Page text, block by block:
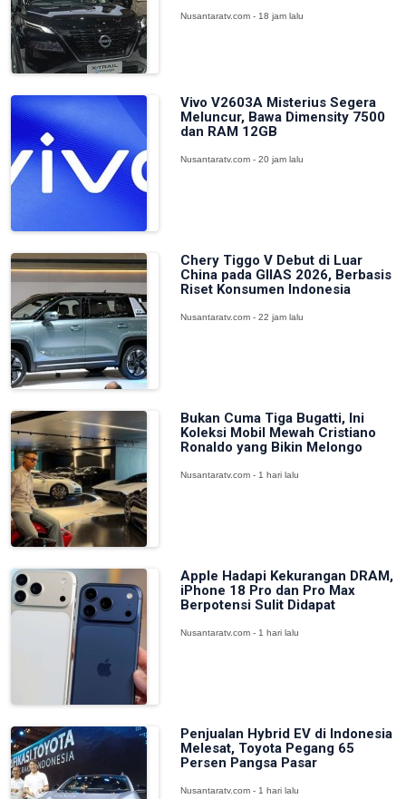
Nusantaratv.com - 18 jam lalu
Vivo V2603A Misterius Segera
Meluncur, Bawa Dimensity 7500
dan RAM 12GB
Nusantaratv.com - 20 jam lalu
Chery Tiggo V Debut di Luar
China pada GIIAS 2026, Berbasis
Riset Konsumen Indonesia
Nusantaratv.com - 22 jam lalu
Bukan Cuma Tiga Bugatti, Ini
Koleksi Mobil Mewah Cristiano
Ronaldo yang Bikin Melongo
Nusantaratv.com - 1 hari lalu
Apple Hadapi Kekurangan DRAM,
iPhone 18 Pro dan Pro Max
Berpotensi Sulit Didapat
Nusantaratv.com - 1 hari lalu
Penjualan Hybrid EV di Indonesia
Melesat, Toyota Pegang 65
Persen Pangsa Pasar
Nusantaratv.com - 1 hari lalu